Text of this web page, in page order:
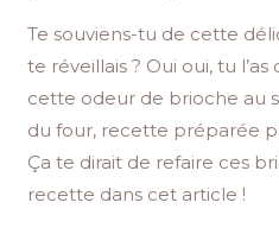
Te souviens-tu de cette
te réveillais ? Oui oui, tu
cette odeur de brioche au
du four, recette préparée
Ça te dirait de refaire ces
recette dans cet article !